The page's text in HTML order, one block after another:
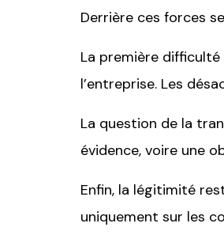
Derrière ces forces
La première
l’entreprise. Les
La question de la
évidence, voire une
Enfin, la légitimité
uniquement sur les